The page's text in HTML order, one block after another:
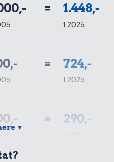
= 1.448,-
i 2025
= 724,-
i 2025
= 290,-
▼